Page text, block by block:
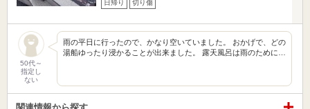
日帰り 切り傷
50代～
指定し
ない
雨の平日に行ったので、かなり空いていました。 おかげで、どの
湯船ゆったり浸かることが出来ました。 露天風呂は雨のために…